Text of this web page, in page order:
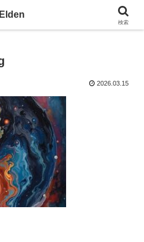
ン - 地球を愛の星へ
2026.03.15
Elden
検索